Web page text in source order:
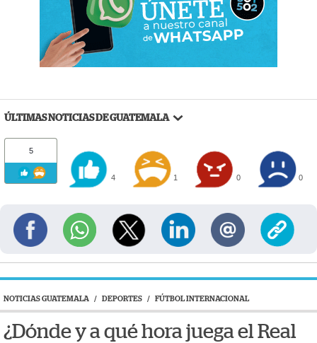
ÚLTIMAS NOTICIAS DE GUATEMALA
5
4 1 0 0
NOTICIAS GUATEMALA / DEPORTES / FÚTBOL INTERNACIONAL
¿Dónde y a qué hora juega el Real